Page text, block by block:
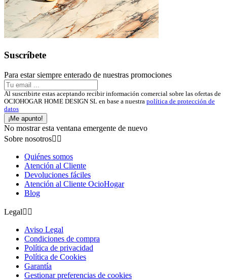
Suscríbete
Para estar siempre enterado de nuestras promociones
Al suscribirte estas aceptando recibir información comercial sobre las ofertas de
OCIOHOGAR HOME DESIGN SL en base a nuestra política de protección de
datos
¡Me apunto!
No mostrar esta ventana emergente de nuevo
Sobre nosotros 
Quiénes somos
Atención al Cliente
Devoluciones fáciles
Atención al Cliente OcioHogar
Blog
Legal 
Aviso Legal
Condiciones de compra
Política de privacidad
Política de Cookies
Garantía
Gestionar preferencias de cookies